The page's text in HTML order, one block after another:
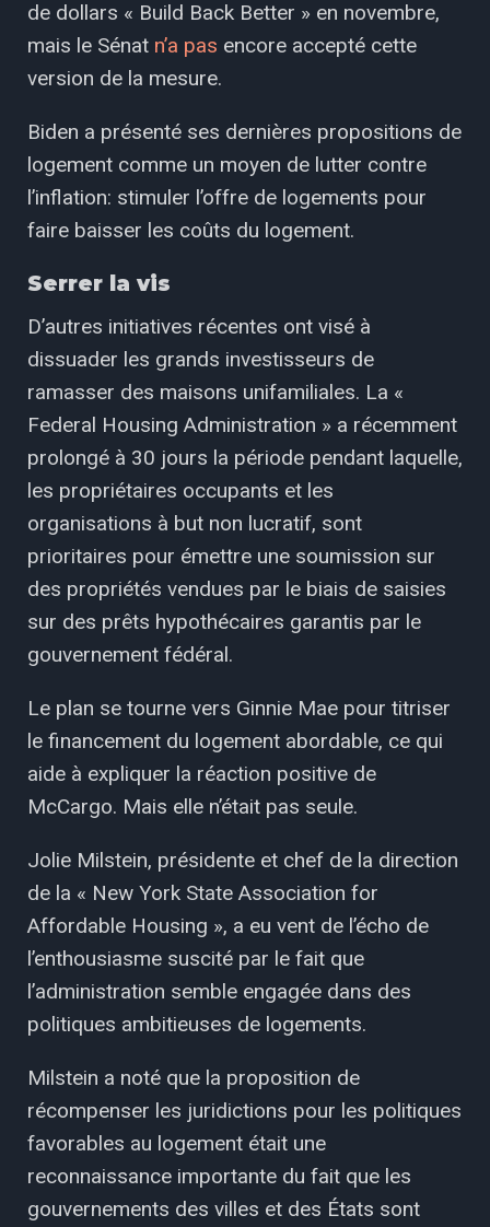
de dollars « Build Back Better » en novembre,
mais le Sénat n’a pas encore accepté cette
version de la mesure.
Biden a présenté ses dernières propositions de
logement comme un moyen de lutter contre
l’inflation: stimuler l’offre de logements pour
faire baisser les coûts du logement.
Serrer la vis
D’autres initiatives récentes ont visé à
dissuader les grands investisseurs de
ramasser des maisons unifamiliales. La «
Federal Housing Administration » a récemment
prolongé à 30 jours la période pendant laquelle,
les propriétaires occupants et les
organisations à but non lucratif, sont
prioritaires pour émettre une soumission sur
des propriétés vendues par le biais de saisies
sur des prêts hypothécaires garantis par le
gouvernement fédéral.
Le plan se tourne vers Ginnie Mae pour titriser
le financement du logement abordable, ce qui
aide à expliquer la réaction positive de
McCargo. Mais elle n’était pas seule.
Jolie Milstein, présidente et chef de la direction
de la « New York State Association for
Affordable Housing », a eu vent de l’écho de
l’enthousiasme suscité par le fait que
l’administration semble engagée dans des
politiques ambitieuses de logements.
Milstein a noté que la proposition de
récompenser les juridictions pour les politiques
favorables au logement était une
reconnaissance importante du fait que les
gouvernements des villes et des États sont